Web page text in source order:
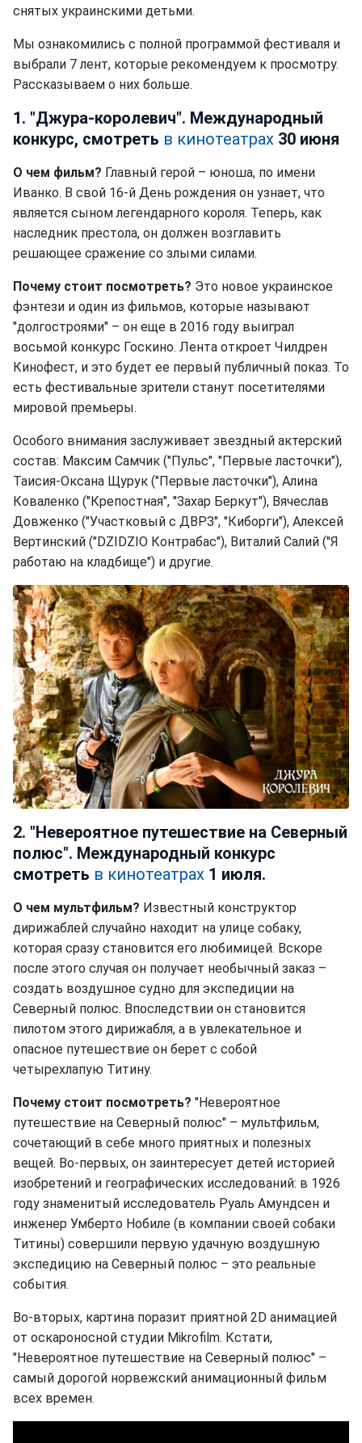
снятых украинскими детьми.
Мы ознакомились с полной программой фестиваля и
выбрали 7 лент, которые рекомендуем к просмотру.
Рассказываем о них больше.
1. "Джура-королевич". Международный
конкурс, смотреть в кинотеатрах 30 июня
О чем фильм? Главный герой – юноша, по имени
Иванко. В свой 16-й День рождения он узнает, что
является сыном легендарного короля. Теперь, как
наследник престола, он должен возглавить
решающее сражение со злыми силами.
Почему стоит посмотреть? Это новое украинское
фэнтези и один из фильмов, которые называют
"долгостроями" – он еще в 2016 году выиграл
восьмой конкурс Госкино. Лента откроет Чилдрен
Кинофест, и это будет ее первый публичный показ. То
есть фестивальные зрители станут посетителями
мировой премьеры.
Особого внимания заслуживает звездный актерский
состав: Максим Самчик ("Пульс", "Первые ласточки"),
Таисия-Оксана Щурук ("Первые ласточки"), Алина
Коваленко ("Крепостная", "Захар Беркут"), Вячеслав
Довженко ("Участковый с ДВРЗ", "Киборги"), Алексей
Вертинский ("DZIDZIO Контрабас"), Виталий Салий ("Я
работаю на кладбище") и другие.
2. "Невероятное путешествие на Северный
полюс". Международный конкурс
смотреть в кинотеатрах 1 июля.
О чем мультфильм? Известный конструктор
дирижаблей случайно находит на улице собаку,
которая сразу становится его любимицей. Вскоре
после этого случая он получает необычный заказ –
создать воздушное судно для экспедиции на
Северный полюс. Впоследствии он становится
пилотом этого дирижабля, а в увлекательное и
опасное путешествие он берет с собой
четырехлапую Титину.
Почему стоит посмотреть? "Невероятное
путешествие на Северный полюс" – мультфильм,
сочетающий в себе много приятных и полезных
вещей. Во-первых, он заинтересует детей историей
изобретений и географических исследований: в 1926
году знаменитый исследователь Руаль Амундсен и
инженер Умберто Нобиле (в компании своей собаки
Титины) совершили первую удачную воздушную
экспедицию на Северный полюс – это реальные
события.
Во-вторых, картина поразит приятной 2D анимацией
от оскароносной студии Mikrofilm. Кстати,
"Невероятное путешествие на Северный полюс" –
самый дорогой норвежский анимационный фильм
всех времен.